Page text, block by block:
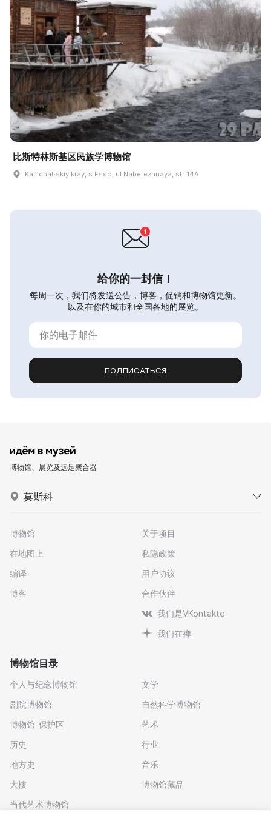
比斯特林斯基区民族学博物馆
Kamchat·skiy kray, s Esso, ul Naberezhnaya, str 14A
给你的一封信！
每周一次，我们将发送公告，博客，促销和博物馆更新。
以及在你的城市和全国各地的展览。
ПОДПИСАТЬСЯ
博物馆、展览及远足聚合器
莫斯科
博物馆
在地图上
编译
博客
关于项目
私隐政策
用户协议
合作伙伴
我们是VKontakte
我们在禅
博物馆目录
个人与纪念博物馆
剧院博物馆
博物馆-保护区
历史
地方史
大樓
当代艺术博物馆
文学
自然科学博物馆
艺术
行业
音乐
博物馆藏品